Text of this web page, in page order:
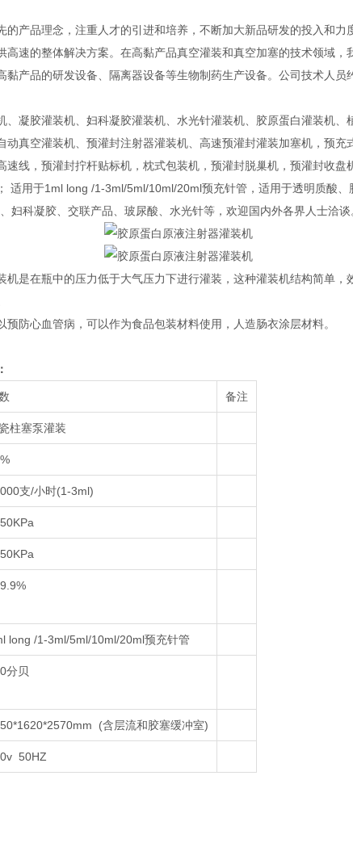
的产品理念，注重人才的引进和培养，不断加大新品研发的投入和力
高速的整体解决方案。在高黏产品真空灌装和真空加塞的技术领域，
黏产品的研发设备、隔离器设备等生物制药生产设备。公司技术人
、凝胶灌装机、妇科凝胶灌装机、水光针灌装机、胶原蛋白灌装机
动真空灌装机、预灌封注射器灌装机、高速预灌封灌装加塞机，预充
线，预灌封拧杆贴标机，枕式包装机，预灌封脱巢机，预灌封收盘
适用于1ml long /1-3ml/5ml/10ml/20ml预充针管，适用于透明质酸
妇科凝胶、交联产品、玻尿酸、水光针等，欢迎国内外各界人士洽谈
机是在瓶中的压力低于大气压力下进行灌装，这种灌装机结构简单，
防心血管病，可以作为食品包装材料使用，人造肠衣涂层材料。
备注
柱塞泵灌装
支/小时(1-3ml)
long /1-3ml/5ml/10ml/20ml预充针管
分贝
(含层流和胶塞缓冲室)
50HZ